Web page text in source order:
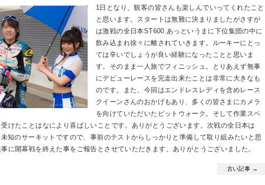
1日となり、観客の皆さんも楽しんでいってくれたこと
と思います。スタートは無難に決まりましたがさすが
は激戦の全日本ST600.あっというまに下位集団の中に
飲み込まれ徐々に離されていきます。ルーキーにとっ
ては辛いでしょうが良い経験になったことと思いま
す。そのまま一人旅でフィニッシュ。とりあえず無事
にデビューレースを完走出来たことは非常に大きなも
のです。また、今回はエンドレスレディを含めレース
クイーンさんのおかげもあり、多くの皆さまにカメラ
を向けていただいたピットウォーク。そして作業スペ
けたことはなにより喜ばしいことです。ありがとうございます。次戦の全日本は
知のサーキットですので、事前のテストからしっかりと準備して取り組みたいと思
に開幕戦を終えた事をご報告とさせていただきます。ありがとうございました。
古い記事 →